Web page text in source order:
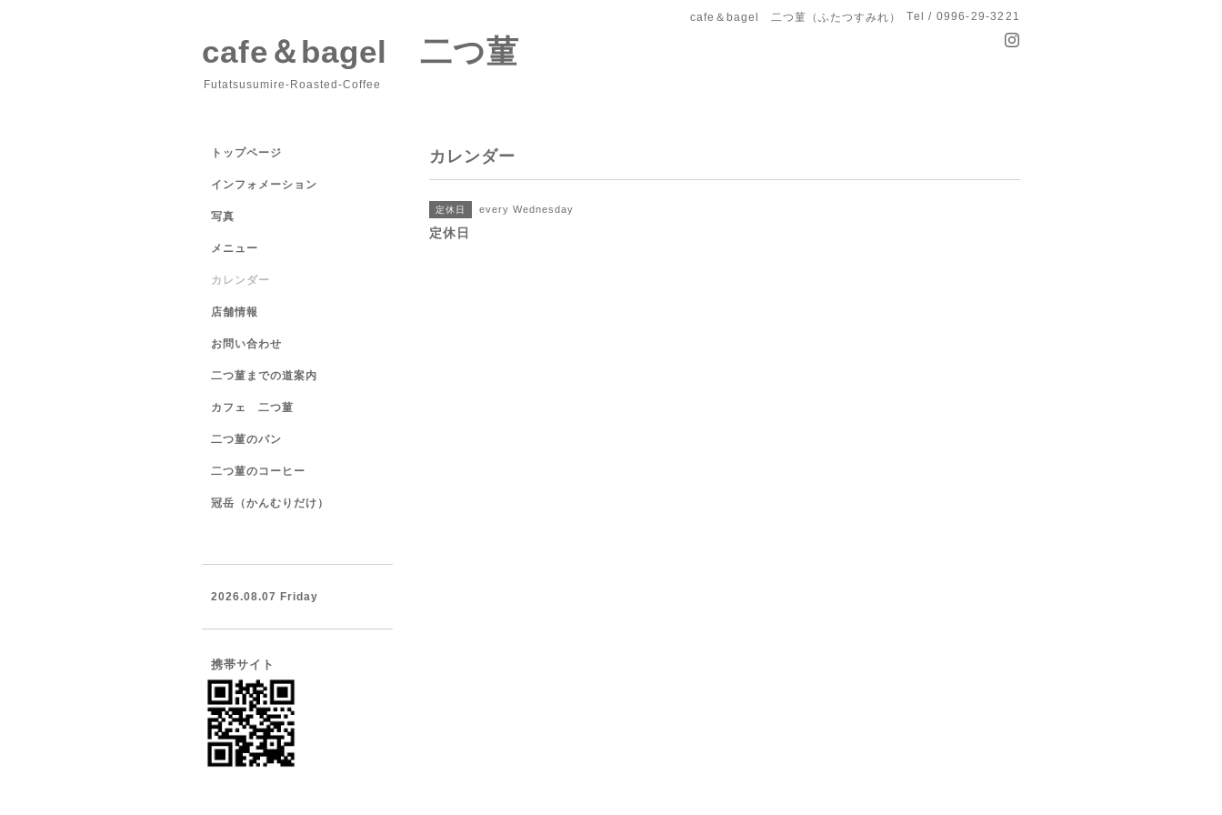
cafe＆bagel 二つ菫（ふたつすみれ） Tel / 0996-29-3221
cafe＆bagel 二つ菫
Futatsusumire-Roasted-Coffee
カレンダー
定休日 every Wednesday
定休日
トップページ
インフォメーション
写真
メニュー
カレンダー
店舗情報
お問い合わせ
二つ菫までの道案内
カフェ 二つ菫
二つ菫のパン
二つ菫のコーヒー
冠岳（かんむりだけ）
2026.08.07 Friday
携帯サイト